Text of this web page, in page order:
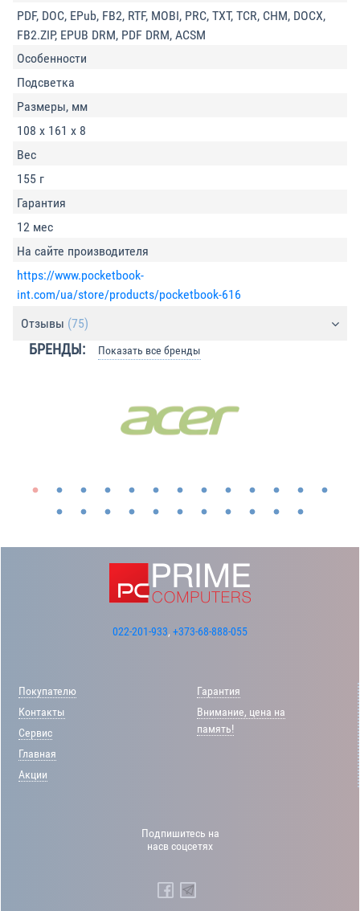
PDF, DOC, EPub, FB2, RTF, MOBI, PRC, TXT, TCR, CHM, DOCX,
FB2.ZIP, EPUB DRM, PDF DRM, ACSM
Особенности
Подсветка
Размеры, мм
108 х 161 х 8
Вес
155 г
Гарантия
12 мес
На сайте производителя
https://www.pocketbook-
int.com/ua/store/products/pocketbook-616
Отзывы (75)
БРЕНДЫ: Показать все бренды
022-201-933, +373-68-888-055
Покупателю
Контакты
Сервис
Главная
Акции
Гарантия
Внимание, цена на
память!
Подпишитесь на
насв соцсетях